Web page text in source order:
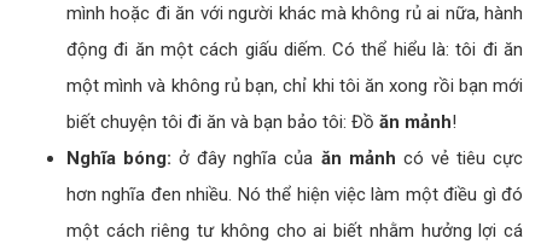
mình hoặc đi ăn với người khác mà không rủ ai nữa, hành
động đi ăn một cách giấu diếm. Có thể hiểu là: tôi đi ăn
một mình và không rủ bạn, chỉ khi tôi ăn xong rồi bạn mới
biết chuyện tôi đi ăn và bạn bảo tôi: Đồ ăn mảnh!
Nghĩa bóng: ở đây nghĩa của ăn mảnh có vẻ tiêu cực
hơn nghĩa đen nhiều. Nó thể hiện việc làm một điều gì đó
một cách riêng tư không cho ai biết nhằm hưởng lợi cá